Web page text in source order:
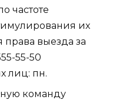
частоте
их
выезда за
55-50
лиц: пн.
команду